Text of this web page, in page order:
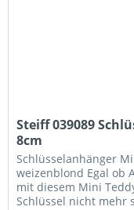
Steiff 039089
8cm
Schlüsselanhänger
weizenblond Egal ob
mit diesem Mini
Schlüssel nicht mehr